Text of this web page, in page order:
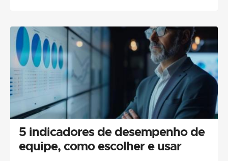
5 indicadores de desempenho de
equipe, como escolher e usar